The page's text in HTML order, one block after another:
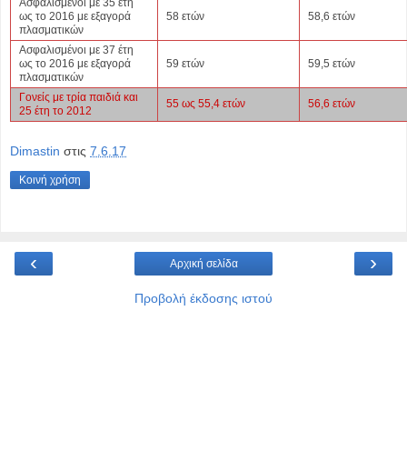
ως το 2016 με εξαγορά
πλασματικών
58 ετών 58,6 ετών
Ασφαλισμένοι με 37 έτη
ως το 2016 με εξαγορά
πλασματικών
59 ετών 59,5 ετών
Γονείς με τρία παιδιά και
25 έτη το 2012
55 ως 55,4 ετών 56,6 ετών
Dimastin στις 7.6.17
Κοινή χρήση
‹ ›
Αρχική σελίδα
Προβολή έκδοσης ιστού